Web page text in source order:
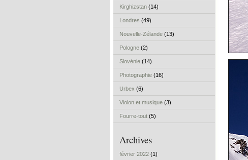
Kirghizstan (14)
Londres (49)
Nouvelle-Zélande (13)
Pologne (2)
Slovénie (14)
Photographie (16)
Urbex (6)
Violon et musique (3)
Fourre-tout (5)
Archives
février 2022 (1)